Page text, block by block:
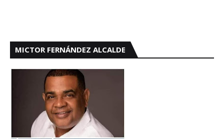
MICTOR FERNÁNDEZ ALCALDE